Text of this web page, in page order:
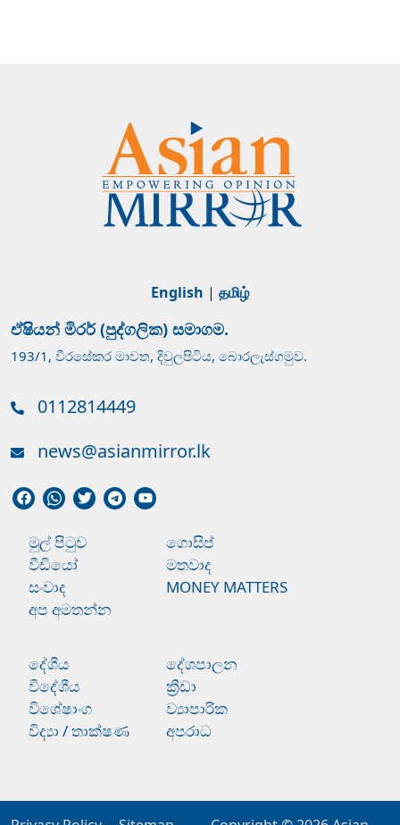
English | தமிழ்
ඒෂියන් මිරර් (පුද්ගලික) සමාගම.
193/1, වීරසේකර මාවත, දිවුලපිටිය, බොරලැස්ගමුව.
0112814449
news@asianmirror.lk
මුල් පිටුව
ගොසිප්
වීඩියෝ
මතවාද
සංවාද
MONEY MATTERS
අප අමතන්න
දේශීය
දේශපාලන
විදේශීය
ක්‍රීඩා
විශේෂාංග
ව්‍යාපාරික
විද්‍යා / තාක්ෂණ
අපරාධ